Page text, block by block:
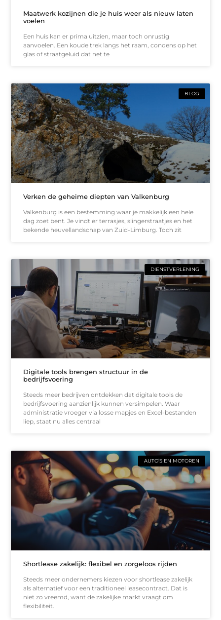
Maatwerk kozijnen die je huis weer als nieuw laten
voelen
Een huis kan er prima uitzien, maar toch onrustig
aanvoelen. Een koude trek langs het raam, condens op het
glas of straatgeluid dat net te
BLOG
Verken de geheime diepten van Valkenburg
Valkenburg is een bestemming waar je makkelijk een hele
dag zoet bent. Je vindt er terrasjes, slingerstraatjes en het
bekende heuvellandschap van Zuid-Limburg. Toch zit
DIENSTVERLENING
Digitale tools brengen structuur in de
bedrijfsvoering
Steeds meer bedrijven ontdekken dat digitale tools de
bedrijfsvoering aanzienlijk kunnen versimpelen. Waar
administratie vroeger via losse mapjes en Excel-bestanden
liep, staat nu alles centraal
AUTO’S EN MOTOREN
Shortlease zakelijk: flexibel en zorgeloos rijden
Steeds meer ondernemers kiezen voor shortlease zakelijk
als alternatief voor een traditioneel leasecontract. Dat is
niet zo vreemd, want de zakelijke markt vraagt om
flexibiliteit.